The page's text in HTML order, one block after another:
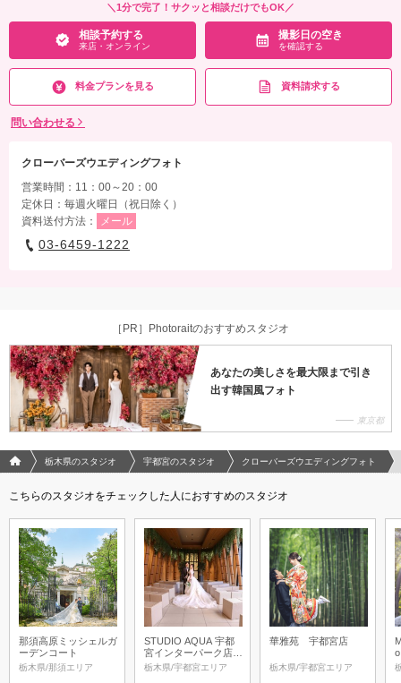
＼1分で完了！サクッと相談だけでもOK／
相談予約する
来店・オンライン
撮影日の空き
を確認する
料金プランを見る 資料請求する
問い合わせる
クローバーズウエディングフォト
営業時間：11：00～20：00
定休日：毎週火曜日（祝日除く）
資料送付方法：
メール
03-6459-1222
［PR］Photoraitのおすすめスタジオ
あなたの美しさを最大限まで引き
出す韓国風フォト
東京都
フォトウエディング/結婚写真のPhotorait ホーム
栃木県のスタジオ 宇都宮のスタジオ クローバーズウエディングフォト
こちらのスタジオをチェックした人におすすめのスタジオ
那須高原ミッシェルガ
ーデンコート
栃木県/那須エリア
STUDIO AQUA 宇都
宮インターパーク店
（スタジオAQUA）
栃木県/宇都宮エリア
華雅苑 宇都宮店
栃木県/宇都宮エリア
o